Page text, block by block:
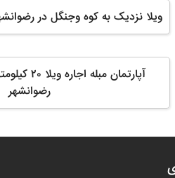
ویلا نزدیک به کوه وجنگل در
آپارتمان
رضوانشهر